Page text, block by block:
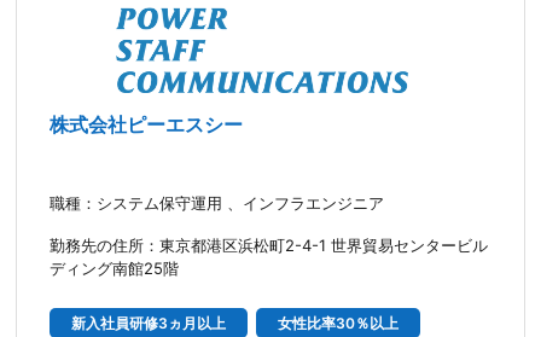
株式会社ピーエスシー
職種：システム保守運用 、インフラエンジニア
勤務先の住所：東京都港区浜松町2-4-1 世界貿易センタービル
ディング南館25階
新入社員研修3ヵ月以上
女性比率30％以上